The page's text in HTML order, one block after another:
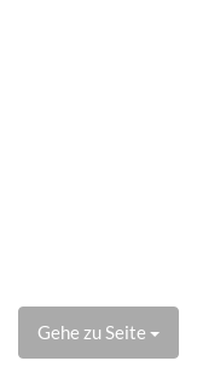
Gehe zu Seite